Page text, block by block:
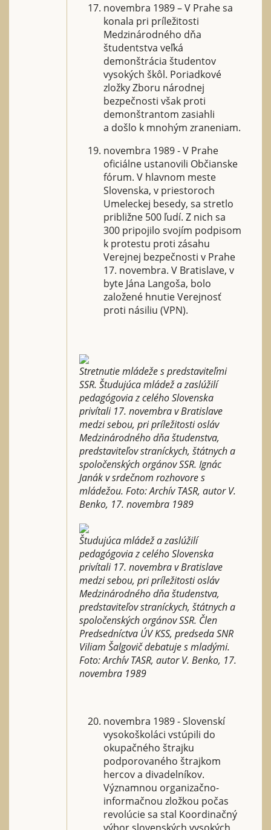
novembra 1989 – V Prahe sa
konala pri príležitosti
Medzinárodného dňa
študentstva veľká
demonštrácia študentov
vysokých škôl. Poriadkové
zložky Zboru národnej
bezpečnosti však proti
demonštrantom zasiahli
a došlo k mnohým zraneniam.
novembra 1989 - V Prahe
oficiálne ustanovili Občianske
fórum. V hlavnom meste
Slovenska, v priestoroch
Umeleckej besedy, sa stretlo
približne 500 ľudí. Z nich sa
300 pripojilo svojím podpisom
k protestu proti zásahu
Verejnej bezpečnosti v Prahe
17. novembra. V Bratislave, v
byte Jána Langoša, bolo
založené hnutie Verejnosť
proti násiliu (VPN).
Stretnutie mládeže s predstaviteľmi
SSR. Študujúca mládež a zaslúžilí
pedagógovia z celého Slovenska
privítali 17. novembra v Bratislave
medzi sebou, pri príležitosti osláv
Medzinárodného dňa študenstva,
predstaviteľov straníckych, štátnych a
spoločenských orgánov SSR. Ignác
Janák v srdečnom rozhovore s
mládežou. Foto: Archív TASR, autor V.
Benko, 17. novembra 1989
Študujúca mládež a zaslúžilí
pedagógovia z celého Slovenska
privítali 17. novembra v Bratislave
medzi sebou, pri príležitosti osláv
Medzinárodného dňa študenstva,
predstaviteľov straníckych, štátnych a
spoločenských orgánov SSR. Člen
Predsedníctva ÚV KSS, predseda SNR
Viliam Šalgovič debatuje s mladými.
Foto: Archív TASR, autor V. Benko, 17.
novembra 1989
novembra 1989 - Slovenskí
vysokoškoláci vstúpili do
okupačného štrajku
podporovaného štrajkom
hercov a divadelníkov.
Významnou organizačno-
informačnou zložkou počas
revolúcie sa stal Koordinačný